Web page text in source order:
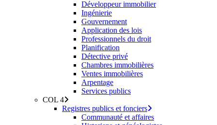
Développeur immobilier
Ingénierie
Gouvernement
Application des lois
Professionnels du droit
Planification
Détective privé
Chambres immobilières
Ventes immobilières
Arpentage
Services publics
COL 4
Registres publics et fonciers
Communauté et affaires